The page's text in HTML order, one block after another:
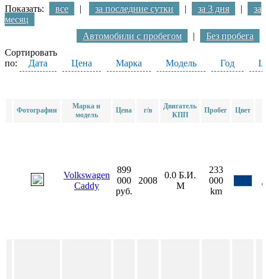
Показать: все | за последние сутки | за 3 дня |
за
месяц
Автомобили с пробегом
|
Без пробега
Сортировать
по:
Дата Цена Марка Модель Год
Фотографии
Марка и
модель
Цена г/в
Двигатель
КПП
Пробег Цвет
Volkswagen
Caddy
899
000
руб.
2008
0.0 Б.И.
М
233
000
km